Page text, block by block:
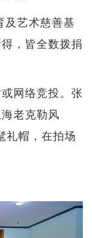
及艺术慈善基
，皆全数拨捐
网络竞投。张
老克勒风
礼帽，在拍场